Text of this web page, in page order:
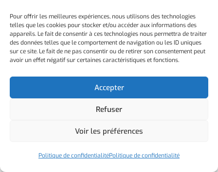
Pour offrir les meilleures expériences, nous utilisons des technologies
telles que les cookies pour stocker et/ou accéder aux informations des
appareils. Le fait de consentir à ces technologies nous permettra de traiter
des données telles que le comportement de navigation ou les ID uniques
sur ce site. Le fait de ne pas consentir ou de retirer son consentement peut
avoir un effet négatif sur certaines caractéristiques et fonctions.
Accepter
Refuser
Voir les préférences
Politique de confidentialitéPolitique de confidentialité
prospects.
Si vous souhaitez qu’un expert analyse
votre landing page actuelle ou vous
accompagne dans sa création, notre
équipe est disponible en Morbihan et à
création de site internet à Vannes.